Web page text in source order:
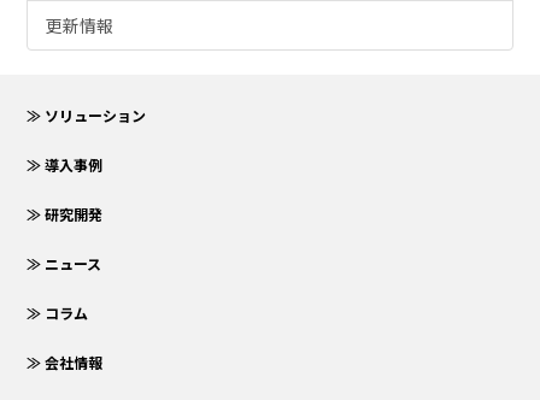
更新情報
≫ ソリューション
≫ 導入事例
≫ 研究開発
≫ ニュース
≫ コラム
≫ 会社情報